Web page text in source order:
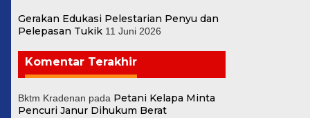
Gerakan Edukasi Pelestarian Penyu dan
Pelepasan Tukik 11 Juni 2026
Komentar Terakhir
Bktm Kradenan pada Petani Kelapa Minta
Pencuri Janur Dihukum Berat